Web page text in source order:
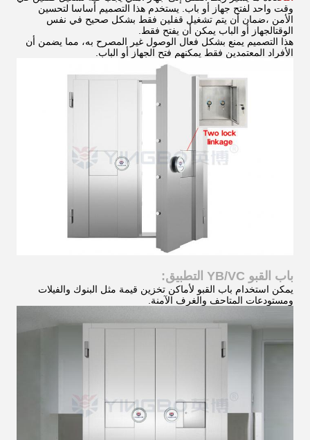
وقت واحد لفتح جهاز أو باب. يستخدم هذا التصميم أساسا لتحسين
الأمن ،ضمان أن يتم تشغيل قفلين فقط بشكل صحيح في نفس
الوقتالجهاز أو الباب يمكن أن يفتح فقط.
هذا التصميم يمنع بشكل فعال الوصول غير المصرح به، مما يضمن أن
الأفراد المعتمدين فقط يمكنهم فتح الجهاز أو الباب.
باب القبو YB/VC التطبيق:
يمكن استخدام باب القبو لأماكن تخزين قيمة مثل البنوك والفيلات
ومستودعات المتاحف والغرف الآمنة.